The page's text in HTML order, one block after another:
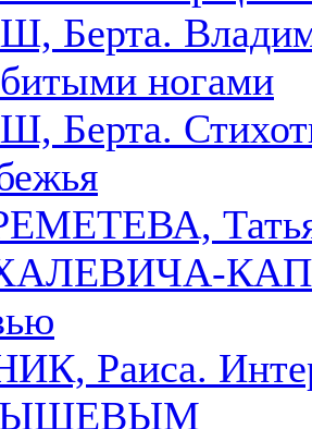
Берта.
ногами
Берта.
Раиса.